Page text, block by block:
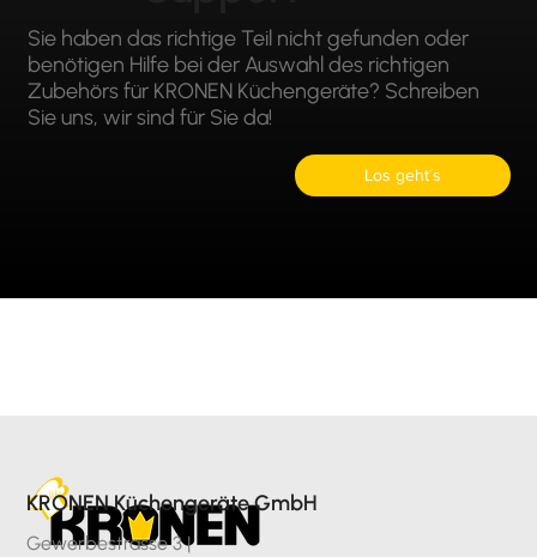
Sie haben das richtige Teil nicht gefunden oder
benötigen Hilfe bei der Auswahl des richtigen
Zubehörs für KRONEN Küchengeräte? Schreiben
Sie uns, wir sind für Sie da!
Los geht´s
KRONEN Küchengeräte GmbH
Gewerbestrasse 3 |